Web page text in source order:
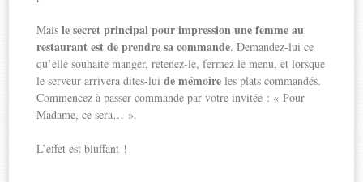
Maisle secret principal pour impression une femme au
restaurant est de prendre sa commande. Demandez-lui ce
qu’elle souhaite manger, retenez-le, fermez le menu, et lorsque
le serveur arrivera dites-luide mémoire les plats commandés.
Commencez à passer commande par votre invitée : « Pour
Madame, ce sera… ».
L’effet est bluffant !